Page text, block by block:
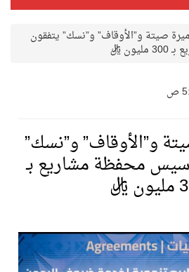
الكوكب
صيتة و”الأوقاف” و”نسك” يتفقون
ريال
و”الأوقاف” و”نسك”
محفظة مشاريع بـ